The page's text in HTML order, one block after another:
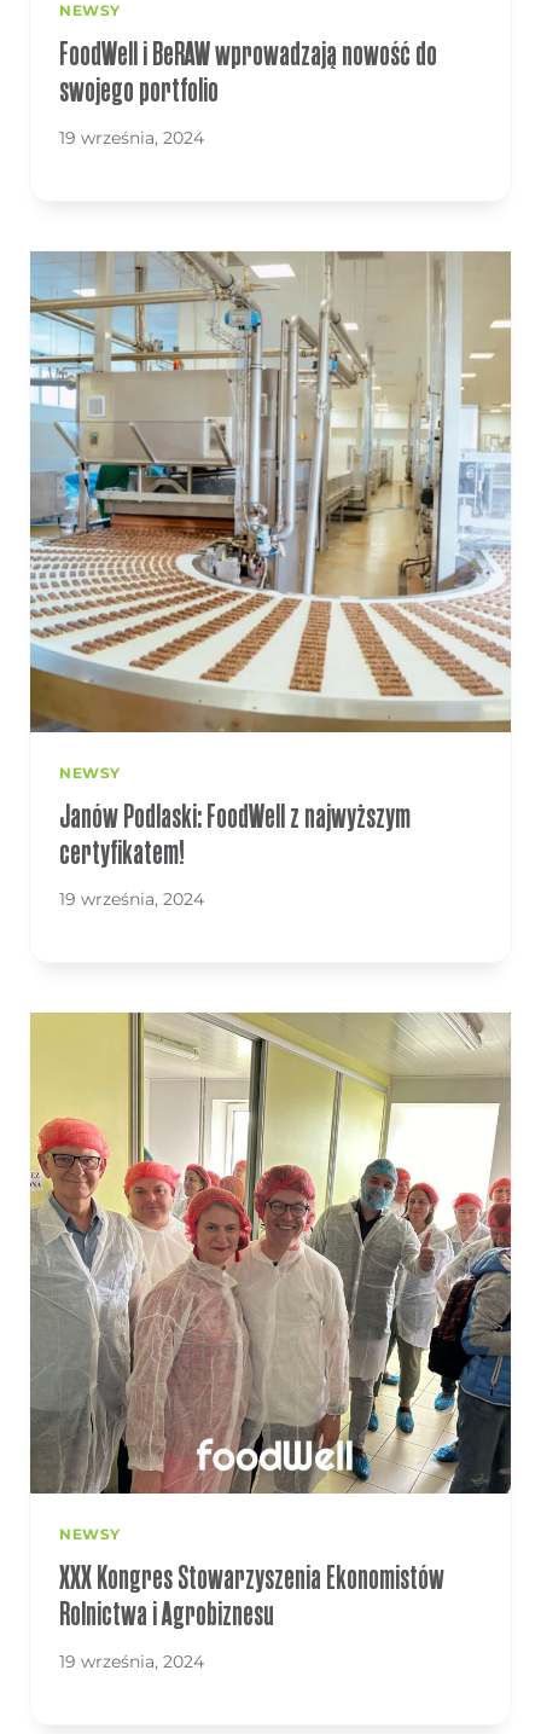
NEWSY
FoodWell i BeRAW wprowadzają nowość do
swojego portfolio
19 września, 2024
NEWSY
Janów Podlaski: FoodWell z najwyższym
certyfikatem!
19 września, 2024
NEWSY
XXX Kongres Stowarzyszenia Ekonomistów
Rolnictwa i Agrobiznesu
19 września, 2024